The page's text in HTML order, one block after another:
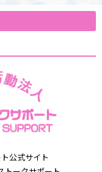
公式サイト